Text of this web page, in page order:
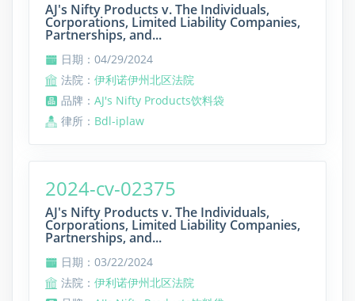
AJ's Nifty Products v. The Individuals,
Corporations, Limited Liability Companies,
Partnerships, and...
日期：04/29/2024
法院： 伊利诺伊州北区法院
品牌： AJ's Nifty Products饮料袋
律所： Bdl-iplaw
2024-cv-02375
AJ's Nifty Products v. The Individuals,
Corporations, Limited Liability Companies,
Partnerships, and...
日期：03/22/2024
法院： 伊利诺伊州北区法院